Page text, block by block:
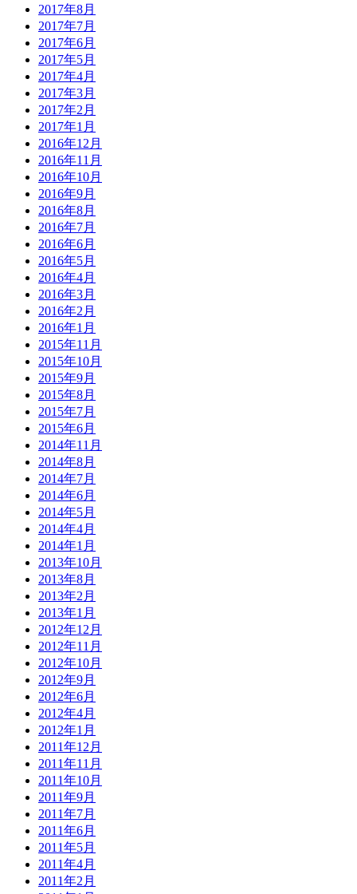
2017年8月
2017年7月
2017年6月
2017年5月
2017年4月
2017年3月
2017年2月
2017年1月
2016年12月
2016年11月
2016年10月
2016年9月
2016年8月
2016年7月
2016年6月
2016年5月
2016年4月
2016年3月
2016年2月
2016年1月
2015年11月
2015年10月
2015年9月
2015年8月
2015年7月
2015年6月
2014年11月
2014年8月
2014年7月
2014年6月
2014年5月
2014年4月
2014年1月
2013年10月
2013年8月
2013年2月
2013年1月
2012年12月
2012年11月
2012年10月
2012年9月
2012年6月
2012年4月
2012年1月
2011年12月
2011年11月
2011年10月
2011年9月
2011年7月
2011年6月
2011年5月
2011年4月
2011年2月